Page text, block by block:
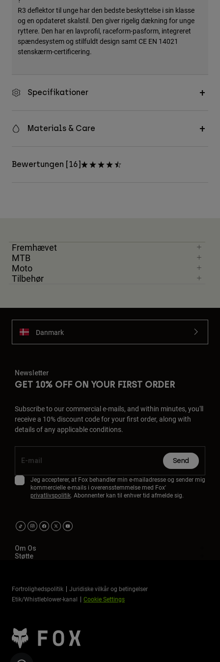
Accessories
All Accessories
Bags & Backpacks
R3 deflektor til unge har den bedste beskyttelse i sin klasse
og en opdateret skalstil. Den giver rigelig dækning for unge
ryttere. Den har en lavprofil, raceform-pasform, integreret
spændesystem og stilfuldt design samt CE EN 14021
stenskærm-certificering.
Specifikationer
Materials & Care
Bewertungen [16]
Fremhævet
MTB
Moto
Tilbehør
Danmark
Newsletter
GET 10% OFF ON YOUR FIRST ORDER
Subscribe to our commercial e-mails, and within minutes, you'll
receive a 10% discount code for your first order, along with
details of any applicable conditions.
Send
Jeg accepterer, at Fox behandler min e-mailadresse og sender mig
kommercielle e-mails i overensstemmelse med Fox'
privatlivspolitik. Abonnenter kan til enhver tid afmelde sig.
Om Os
Støtte
Fortrolighedspolitik
Juridiske vilkår og betingelser
Etik/Whistleblower-kanal
Cookie Settings